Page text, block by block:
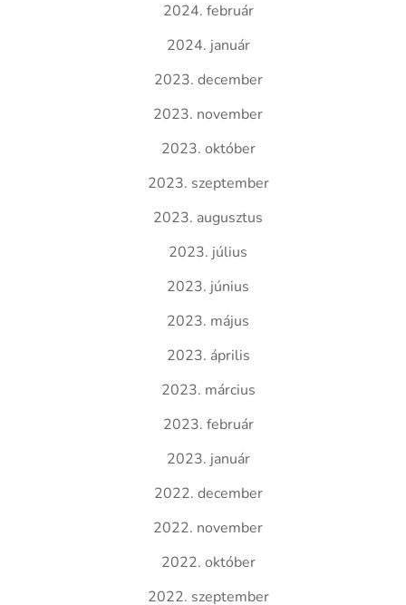
2024. február
2024. január
2023. december
2023. november
2023. október
2023. szeptember
2023. augusztus
2023. július
2023. június
2023. május
2023. április
2023. március
2023. február
2023. január
2022. december
2022. november
2022. október
2022. szeptember